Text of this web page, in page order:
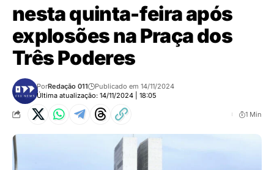
nesta quinta-feira após
explosões na Praça dos
Três Poderes
Última atualização: 14/11/2024 | 18:05
PorRedação 011 Publicado em 14/11/2024
1 Min